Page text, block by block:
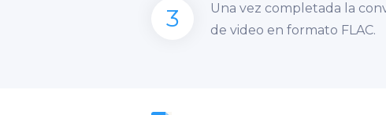
3
Una vez completada la
de video en formato FLAC.